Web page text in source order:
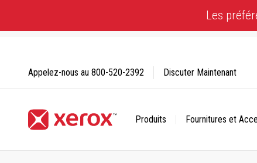
Content
Les
Produits Fournitures et
Appelez-nous au 800-520-2392 Discuter Maintenant